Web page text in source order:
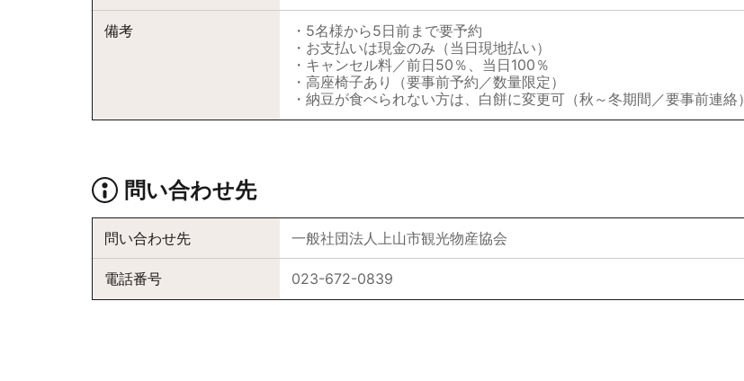
備考
・5名様から5日前まで要予約
・お支払いは現金のみ（当日現地払い）
・キャンセル料／前日50％、当日100％
・高座椅子あり（要事前予約／数量限定）
・納豆が食べられない方は、白餅に変更可（秋～冬期間／要事前連絡）
問い合わせ先
問い合わせ先 一般社団法人上山市観光物産協会
電話番号 023-672-0839